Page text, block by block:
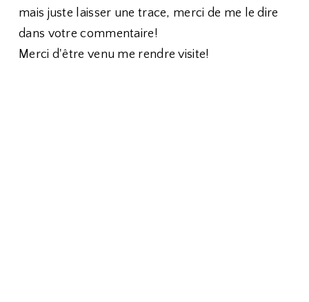
mais juste laisser une trace, merci de me le dire
dans votre commentaire!
Merci d'être venu me rendre visite!